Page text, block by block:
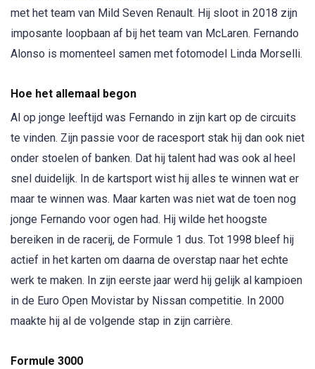
met het team van Mild Seven Renault. Hij sloot in 2018 zijn
imposante loopbaan af bij het team van McLaren. Fernando
Alonso is momenteel samen met fotomodel Linda Morselli.
Hoe het allemaal begon
Al op jonge leeftijd was Fernando in zijn kart op de circuits
te vinden. Zijn passie voor de racesport stak hij dan ook niet
onder stoelen of banken. Dat hij talent had was ook al heel
snel duidelijk. In de kartsport wist hij alles te winnen wat er
maar te winnen was. Maar karten was niet wat de toen nog
jonge Fernando voor ogen had. Hij wilde het hoogste
bereiken in de racerij, de Formule 1 dus. Tot 1998 bleef hij
actief in het karten om daarna de overstap naar het echte
werk te maken. In zijn eerste jaar werd hij gelijk al kampioen
in de Euro Open Movistar by Nissan competitie. In 2000
maakte hij al de volgende stap in zijn carrière.
Formule 3000